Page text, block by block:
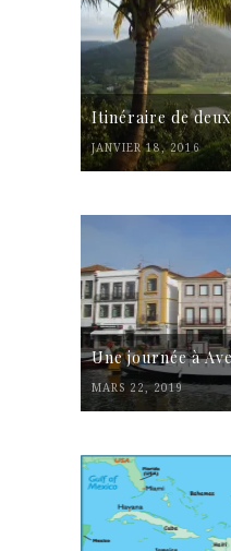
Itinéraire de deux
JANVIER 18, 2016
Une journée à
MARS 22, 2019